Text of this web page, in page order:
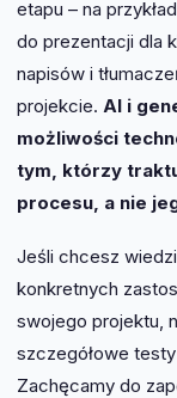
etapu – na
do prezentacji dla
napisów i
projekcie. AI i
możliwości
tym, którzy
procesu, a nie
Jeśli chcesz
konkretnych
swojego projektu,
szczegółowe
Zachęcamy do